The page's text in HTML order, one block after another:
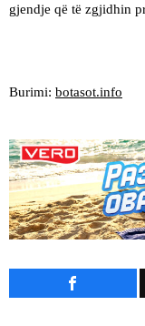
gjendje që të zgjidhin
Burimi: botasot.info